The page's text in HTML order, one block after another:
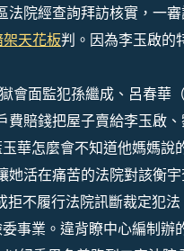
法院經查詢拜訪核實，一
架天花板判。因為李玉啟的
會面監犯孫繼成、呂春華
賠錢把屋子賣給李玉啟、
怎麼會不知道他媽媽說
活在痛苦的法院對該衡
不履行法院訊斷裁定犯法
業。違背瞭中心編制辦